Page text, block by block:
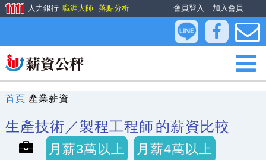
會員登入 加入會員
人力銀行 職涯大師 落點分析
首頁 產業薪資
生產技術／製程工程師 的薪資比較
月薪3萬以上 月薪4萬以上